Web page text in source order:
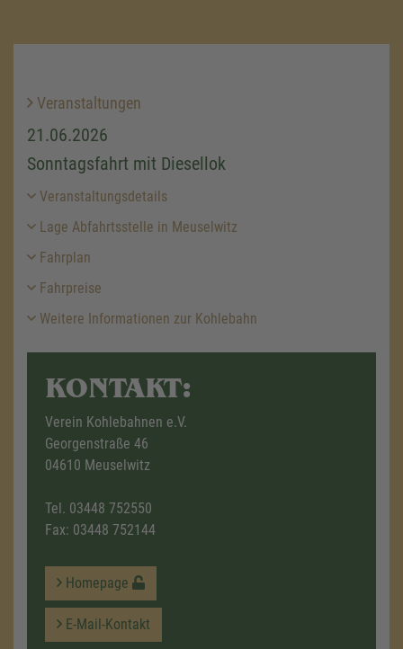
Veranstaltungen
21.06.2026
Sonntagsfahrt mit Diesellok
Veranstaltungsdetails
Lage Abfahrtsstelle in Meuselwitz
Fahrplan
Fahrpreise
Weitere Informationen zur Kohlebahn
KONTAKT:
Verein Kohlebahnen e.V.
Georgenstraße 46
04610 Meuselwitz
Tel. 03448 752550
Fax: 03448 752144
Homepage
E-Mail-Kontakt